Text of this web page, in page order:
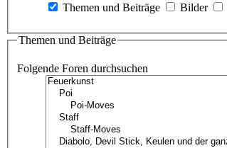
Themen und Beiträge
Bilder
Themen und Beiträge
Folgende Foren durchsuchen